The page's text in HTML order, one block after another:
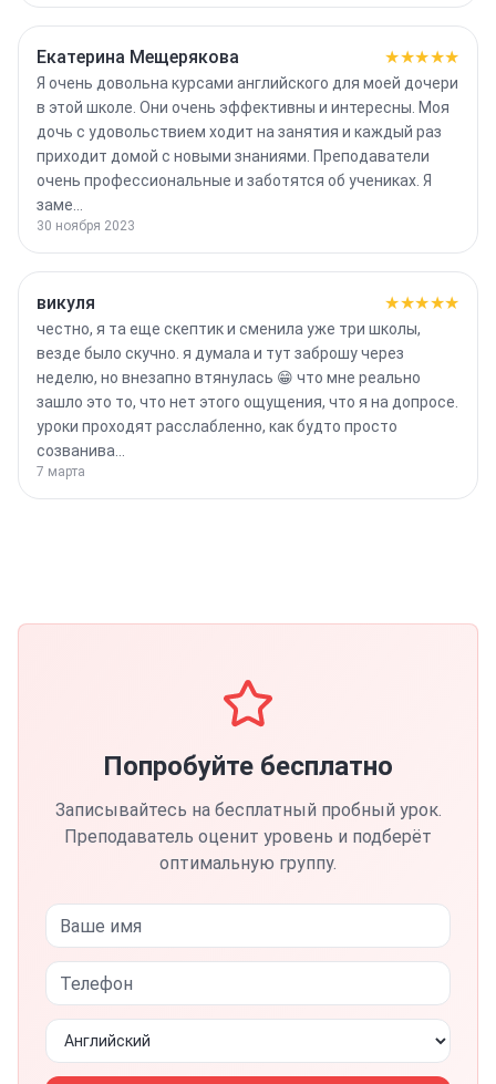
Екатерина Мещерякова ★★★★★
Я очень довольна курсами английского для моей дочери
в этой школе. Они очень эффективны и интересны. Моя
дочь с удовольствием ходит на занятия и каждый раз
приходит домой с новыми знаниями. Преподаватели
очень профессиональные и заботятся об учениках. Я
заме…
30 ноября 2023
викуля ★★★★★
честно, я та еще скептик и сменила уже три школы,
везде было скучно. я думала и тут заброшу через
неделю, но внезапно втянулась 😁 что мне реально
зашло это то, что нет этого ощущения, что я на допросе.
уроки проходят расслабленно, как будто просто
созванива…
7 марта
Попробуйте бесплатно
Записывайтесь на бесплатный пробный урок.
Преподаватель оценит уровень и подберёт
оптимальную группу.